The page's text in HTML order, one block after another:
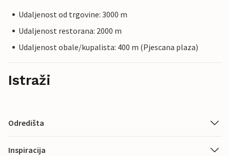
Udaljenost od trgovine: 3000 m
Udaljenost restorana: 2000 m
Udaljenost obale/kupalista: 400 m (Pjescana plaza)
Istraži
Odredišta
Inspiracija